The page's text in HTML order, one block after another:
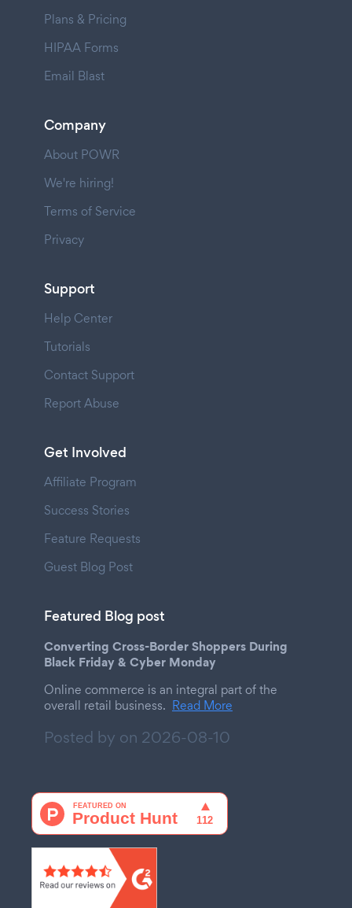
Plans & Pricing
HIPAA Forms
Email Blast
Company
About POWR
We're hiring!
Terms of Service
Privacy
Support
Help Center
Tutorials
Contact Support
Report Abuse
Get Involved
Affiliate Program
Success Stories
Feature Requests
Guest Blog Post
Featured Blog post
Converting Cross-Border Shoppers During
Black Friday & Cyber Monday
Online commerce is an integral part of the
overall retail business. Read More
Posted by on 2026-08-10